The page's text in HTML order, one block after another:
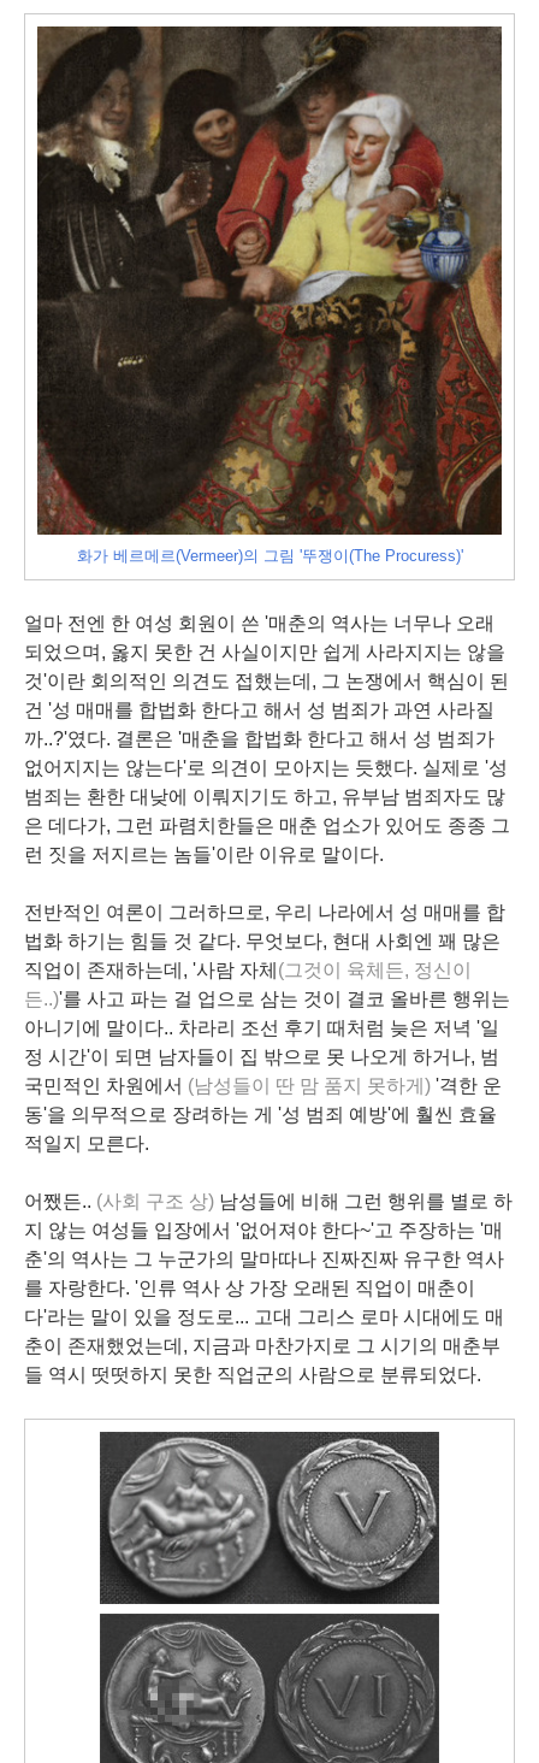
화가 베르메르(Vermeer)의 그림 '뚜쟁이(The Procuress)'
얼마 전엔 한 여성 회원이 쓴 '매춘의 역사는 너무나 오래
되었으며, 옳지 못한 건 사실이지만 쉽게 사라지지는 않을
것'이란 회의적인 의견도 접했는데, 그 논쟁에서 핵심이 된
건 '성 매매를 합법화 한다고 해서 성 범죄가 과연 사라질
까..?'였다. 결론은 '매춘을 합법화 한다고 해서 성 범죄가
없어지지는 않는다'로 의견이 모아지는 듯했다. 실제로 '성
범죄는 환한 대낮에 이뤄지기도 하고, 유부남 범죄자도 많
은 데다가, 그런 파렴치한들은 매춘 업소가 있어도 종종 그
런 짓을 저지르는 놈들'이란 이유로 말이다.
전반적인 여론이 그러하므로, 우리 나라에서 성 매매를 합
법화 하기는 힘들 것 같다. 무엇보다, 현대 사회엔 꽤 많은
직업이 존재하는데, '사람 자체 (그것이 육체든, 정신이
든..)'를 사고 파는 걸 업으로 삼는 것이 결코 올바른 행위는
아니기에 말이다.. 차라리 조선 후기 때처럼 늦은 저녁 '일
정 시간'이 되면 남자들이 집 밖으로 못 나오게 하거나, 범
국민적인 차원에서 (남성들이 딴 맘 품지 못하게) '격한 운
동'을 의무적으로 장려하는 게 '성 범죄 예방'에 훨씬 효율
적일지 모른다.
어쨌든.. (사회 구조 상) 남성들에 비해 그런 행위를 별로 하
지 않는 여성들 입장에서 '없어져야 한다~'고 주장하는 '매
춘'의 역사는 그 누군가의 말마따나 진짜진짜 유구한 역사
를 자랑한다. '인류 역사 상 가장 오래된 직업이 매춘이
다'라는 말이 있을 정도로... 고대 그리스 로마 시대에도 매
춘이 존재했었는데, 지금과 마찬가지로 그 시기의 매춘부
들 역시 떳떳하지 못한 직업군의 사람으로 분류되었다.